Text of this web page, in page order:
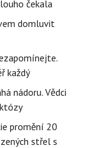
čekala
domluvit
každý
nádoru. Vědci
promění 20
střel s